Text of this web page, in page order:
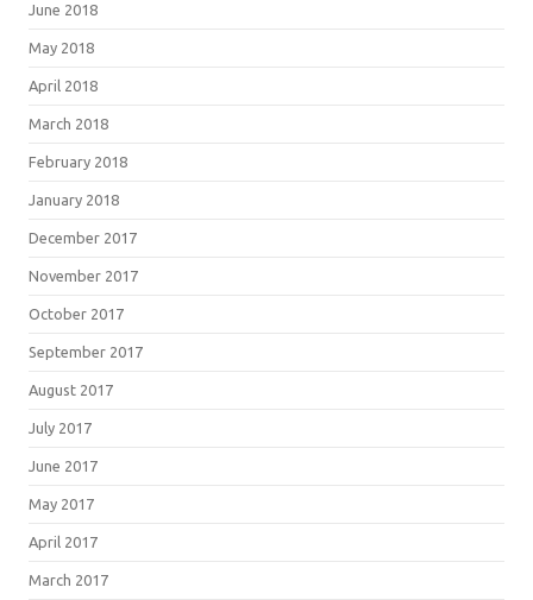
June 2018
May 2018
April 2018
March 2018
February 2018
January 2018
December 2017
November 2017
October 2017
September 2017
August 2017
July 2017
June 2017
May 2017
April 2017
March 2017